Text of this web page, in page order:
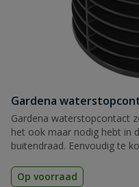
Gardena
Gardena waterstopcontact
het ook maar nodig hebt in
buitendraad. Eenvoudig te
Op voorraad